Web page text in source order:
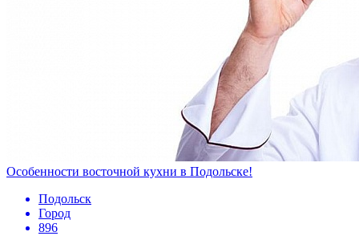
Особенности восточной кухни в Подольске!
Подольск
Город
896